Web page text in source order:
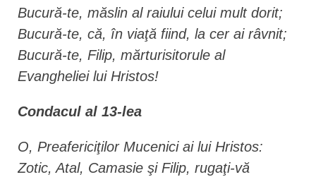
Bucură-te, măslin al raiului celui mult dorit;
Bucură-te, că, în viaţă fiind, la cer ai râvnit;
Bucură-te, Filip, mărturisitorule al
Evangheliei lui Hristos!
Condacul al 13-lea
O, Preafericiţilor Mucenici ai lui Hristos:
Zotic, Atal, Camasie şi Filip, rugaţi-vă